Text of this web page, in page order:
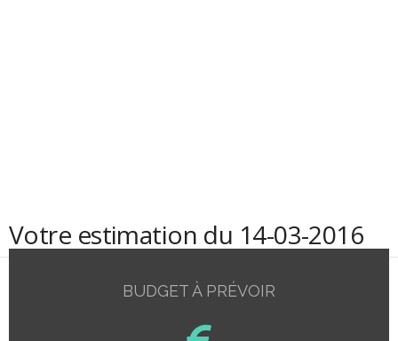
Votre estimation du 14-03-2016
BUDGET À PRÉVOIR